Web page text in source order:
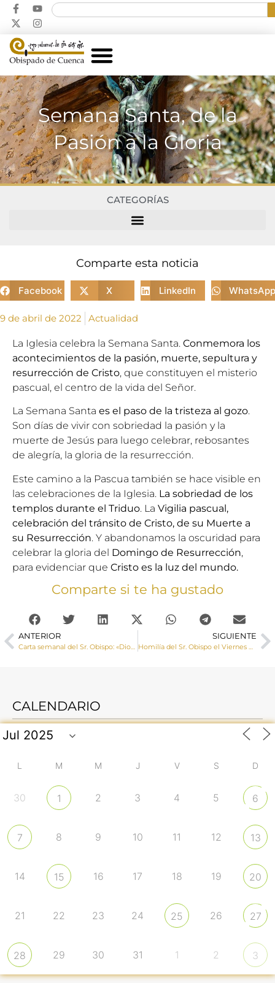
Semana Santa, de la
Pasión a la Gloria
CATEGORÍAS
Comparte esta noticia
Facebook X LinkedIn WhatsApp
9 de abril de 2022 Actualidad
La Iglesia celebra la Semana Santa. Conmemora los
acontecimientos de la pasión, muerte, sepultura y
resurrección de Cristo, que constituyen el misterio
pascual, el centro de la vida del Señor.
La Semana Santa es el paso de la tristeza al gozo.
Son días de vivir con sobriedad la pasión y la
muerte de Jesús para luego celebrar, rebosantes
de alegría, la gloria de la resurrección.
Este camino a la Pascua también se hace visible en
las celebraciones de la Iglesia. La sobriedad de los
templos durante el Triduo. La Vigilia pascual,
celebración del tránsito de Cristo, de su Muerte a
su Resurrección. Y abandonamos la oscuridad para
celebrar la gloria del Domingo de Resurrección,
para evidenciar que Cristo es la luz del mundo.
Comparte si te ha gustado
ANTERIOR
Carta semanal del Sr. Obispo: «Dios se ha revelado a los hombres, se nos ha manifestado, se nos ha dado a conocer»
SIGUIENTE
Homilía del Sr. Obispo el Viernes de Dolores en el Santuario de la Virgen de las Angustias (Cuenca)
CALENDARIO
L M M J V S D
30 1 2 3 4 5 6
7 8 9 10 11 12 13
14 15 16 17 18 19 20
21 22 23 24 25 26 27
28 29 30 31 1 2 3